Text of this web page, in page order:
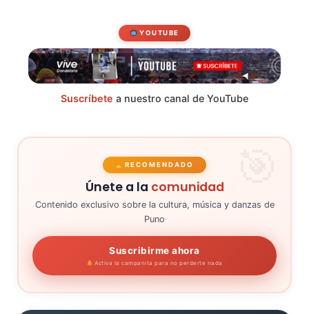
YOUTUBE
Suscríbete a nuestro canal de YouTube
RECOMENDADO
Únete a la comunidad
Contenido exclusivo sobre la cultura, música y danzas de
Puno
Suscribirme ahora
Activa la campanita para no perderte nada